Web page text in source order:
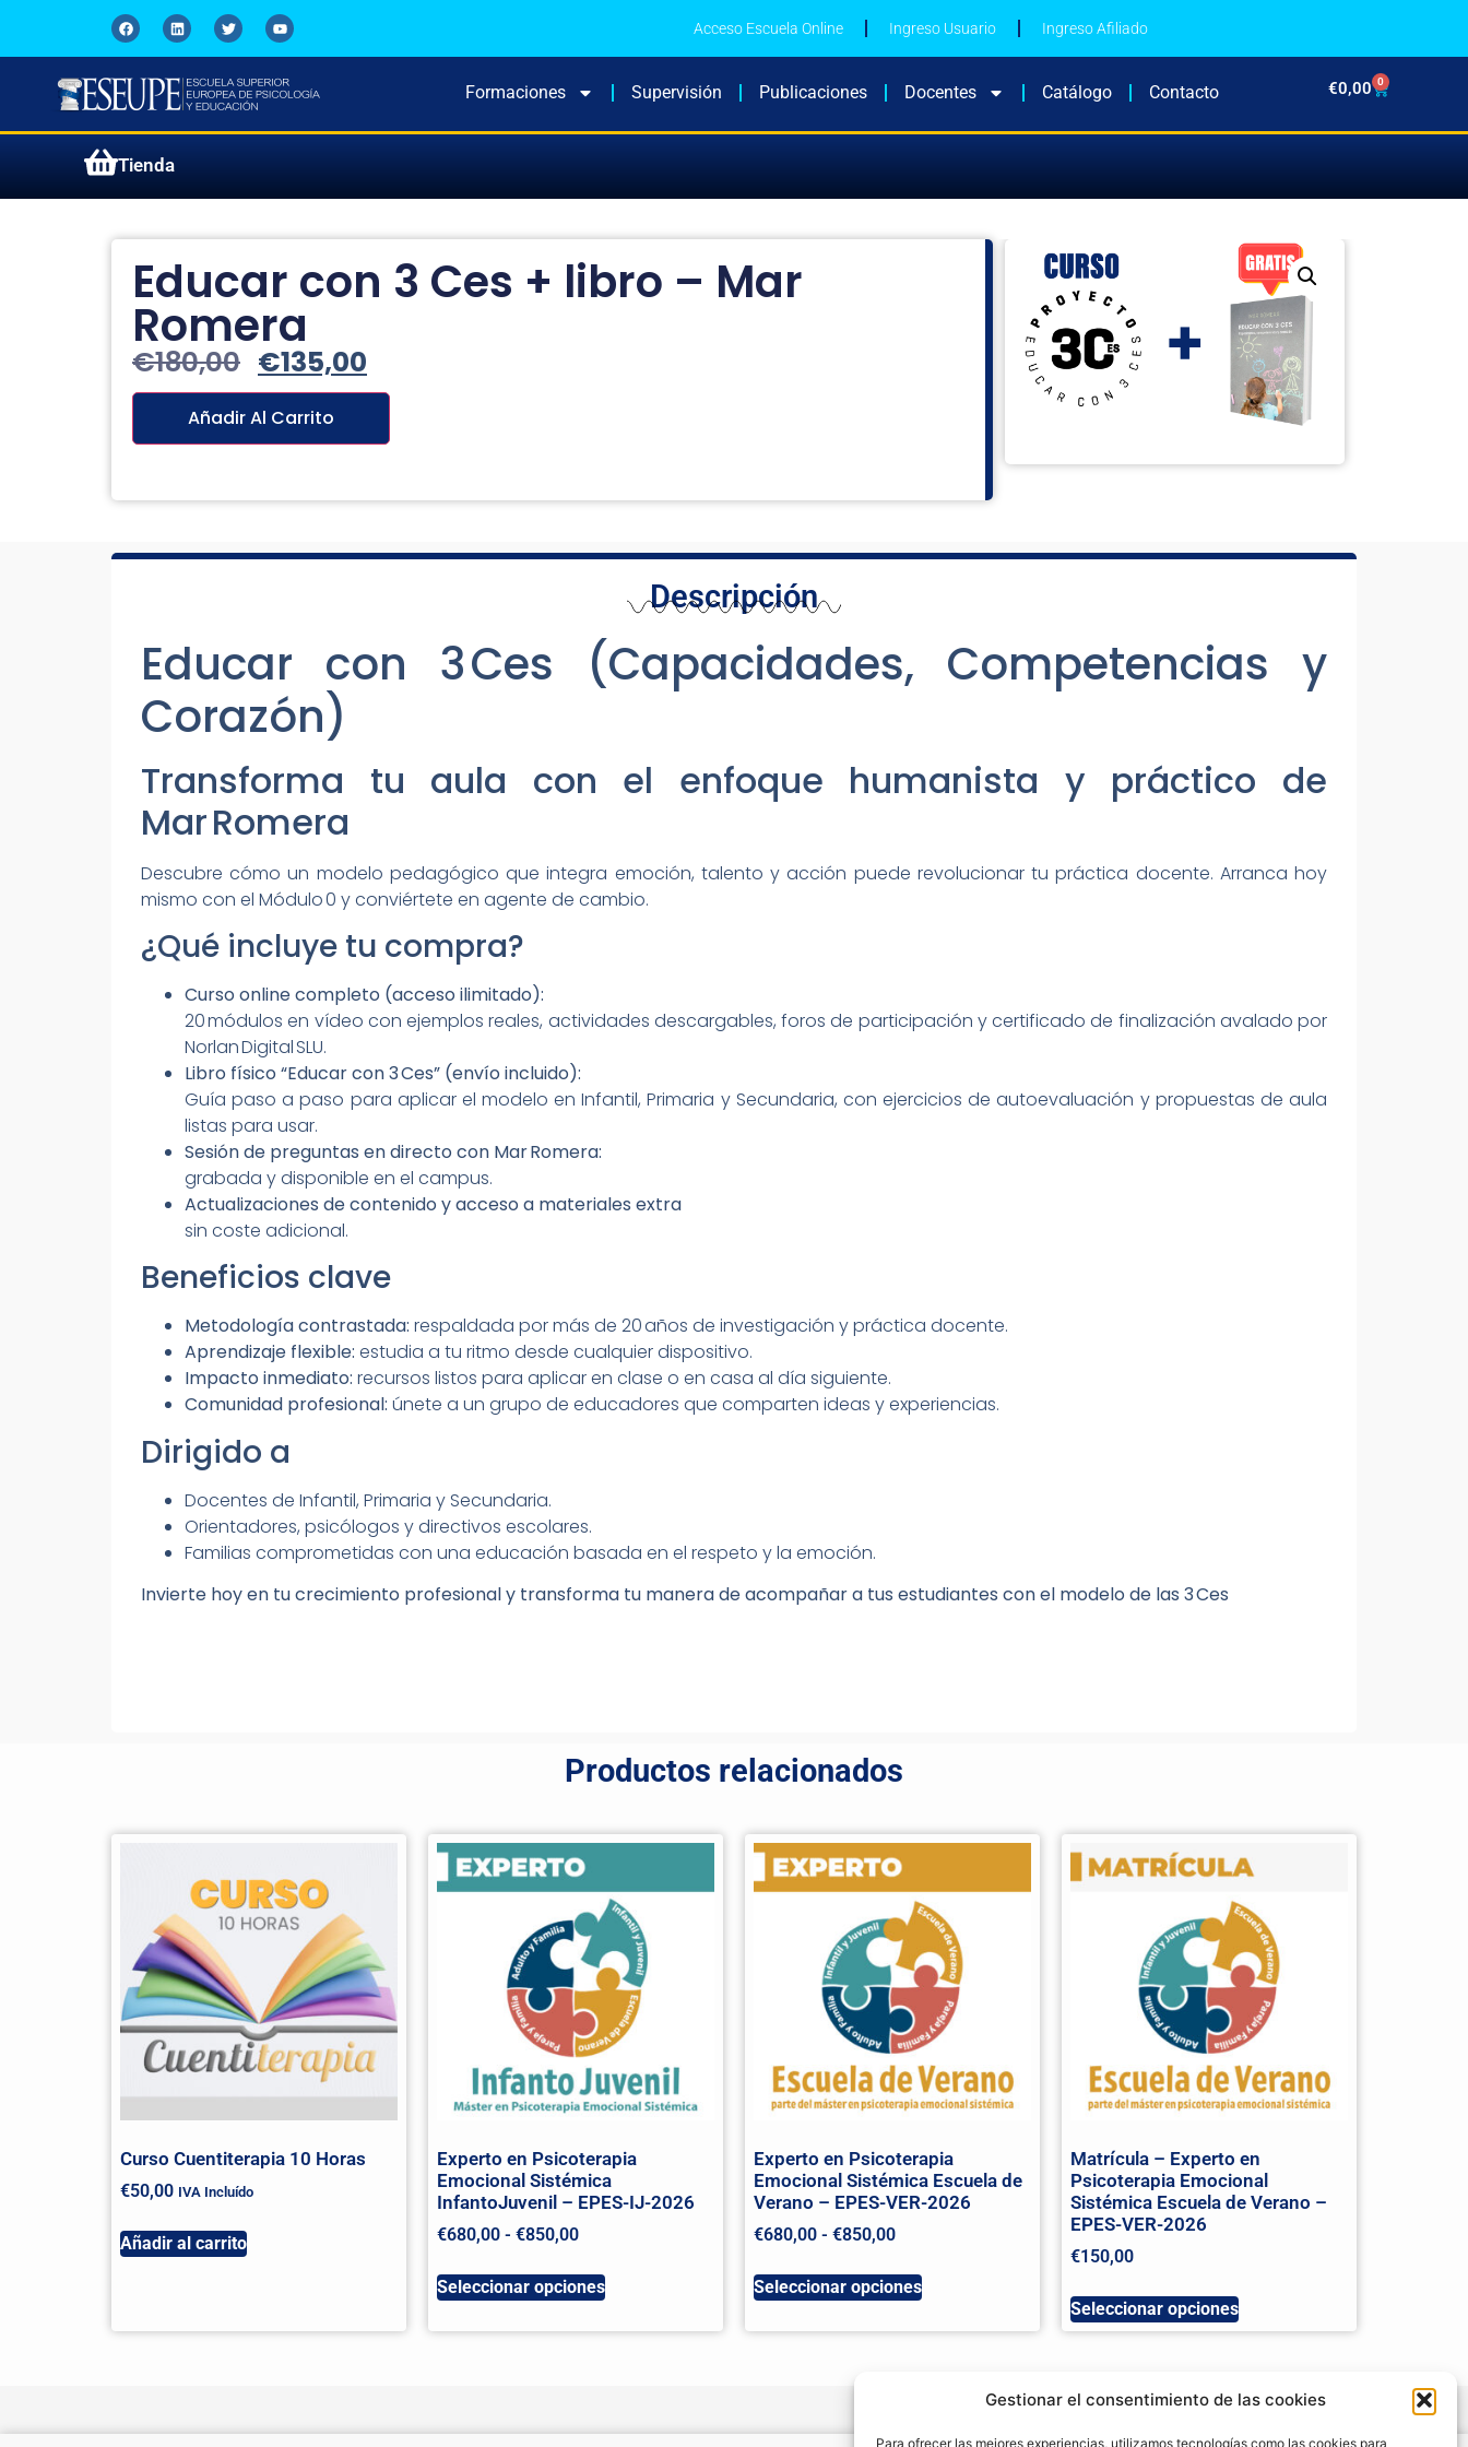
Gestionar el consentimiento de las cookies
Para ofrecer las mejores experiencias, utilizamos tecnologías como las cookies para
Acceso Escuela Online Ingreso Usuario Ingreso Afiliado
Formaciones Supervisión Publicaciones Docentes Catálogo Contacto €0,00 0
Tienda
Educar con 3 Ces + libro – Mar
Romera
€180,00 €135,00
Añadir Al Carrito
Descripción
Educar con 3 Ces (Capacidades, Competencias y
Corazón)
Transforma tu aula con el enfoque humanista y práctico de
Mar Romera
Descubre cómo un modelo pedagógico que integra emoción, talento y acción puede revolucionar tu práctica docente. Arranca hoy
mismo con el Módulo 0 y conviértete en agente de cambio.
¿Qué incluye tu compra?
Curso online completo (acceso ilimitado):
20 módulos en vídeo con ejemplos reales, actividades descargables, foros de participación y certificado de finalización avalado por
Norlan Digital SLU.
Libro físico “Educar con 3 Ces” (envío incluido):
Guía paso a paso para aplicar el modelo en Infantil, Primaria y Secundaria, con ejercicios de autoevaluación y propuestas de aula
listas para usar.
Sesión de preguntas en directo con Mar Romera:
grabada y disponible en el campus.
Actualizaciones de contenido y acceso a materiales extra
sin coste adicional.
Beneficios clave
Metodología contrastada: respaldada por más de 20 años de investigación y práctica docente.
Aprendizaje flexible: estudia a tu ritmo desde cualquier dispositivo.
Impacto inmediato: recursos listos para aplicar en clase o en casa al día siguiente.
Comunidad profesional: únete a un grupo de educadores que comparten ideas y experiencias.
Dirigido a
Docentes de Infantil, Primaria y Secundaria.
Orientadores, psicólogos y directivos escolares.
Familias comprometidas con una educación basada en el respeto y la emoción.
Invierte hoy en tu crecimiento profesional y transforma tu manera de acompañar a tus estudiantes con el modelo de las 3 Ces
Productos relacionados
Curso Cuentiterapia 10 Horas
€50,00 IVA Incluído
Añadir al carrito
Experto en Psicoterapia
Emocional Sistémica
InfantoJuvenil – EPES-IJ-2026
€680,00 - €850,00
Seleccionar opciones
Experto en Psicoterapia
Emocional Sistémica Escuela de
Verano – EPES-VER-2026
€680,00 - €850,00
Seleccionar opciones
Matrícula – Experto en
Psicoterapia Emocional
Sistémica Escuela de Verano –
EPES-VER-2026
€150,00
Seleccionar opciones